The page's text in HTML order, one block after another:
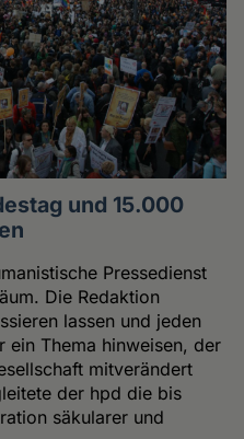
und 15.000
Pressedienst
Die Redaktion
lassen und jeden
ein Thema hinweisen, der
mitverändert
der hpd die bis
säkularer und